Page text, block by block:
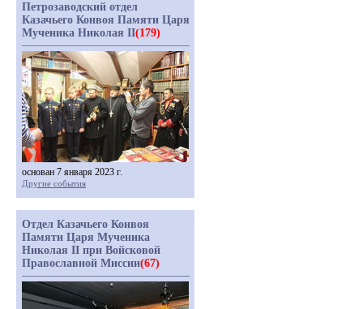
Петрозаводский отдел
Казачьего Конвоя Памяти Царя
Мученика Николая II(179)
основан 7 января 2023 г.
Другие события
Отдел Казачьего Конвоя
Памяти Царя Мученика
Николая II при Войсковой
Православной Миссии(67)